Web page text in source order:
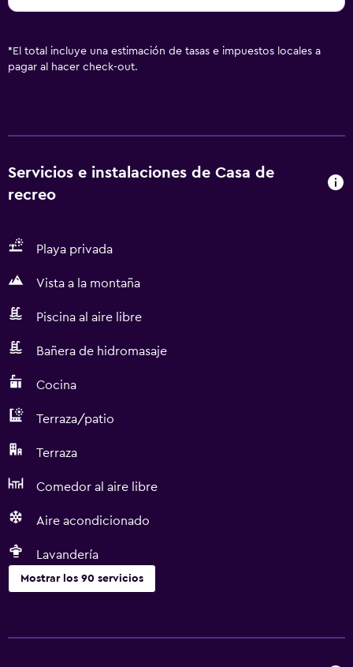
* El total incluye una estimación de tasas e impuestos locales a
pagar al hacer check-out.
Servicios e instalaciones de Casa de
recreo
Playa privada
Vista a la montaña
Piscina al aire libre
Bañera de hidromasaje
Cocina
Terraza/patio
Terraza
Comedor al aire libre
Aire acondicionado
Lavandería
Mostrar los 90 servicios
Wifi gratis